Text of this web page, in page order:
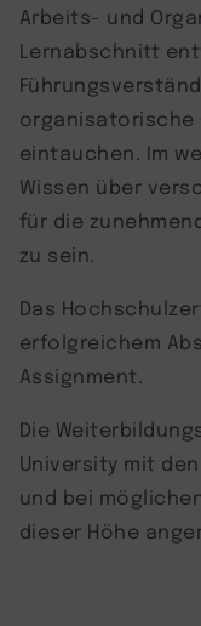
Arbeits- und
Lernabschnitt
organisatorische
eintauchen. Im
Wissen über
für die
zu sein.
Das
erfolgreichem
Assignment.
Die
University mit
und bei
dieser Höhe